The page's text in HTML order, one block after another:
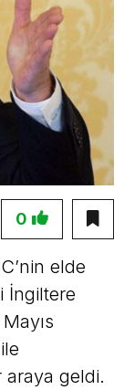
0
elde
İngiltere
araya geldi.